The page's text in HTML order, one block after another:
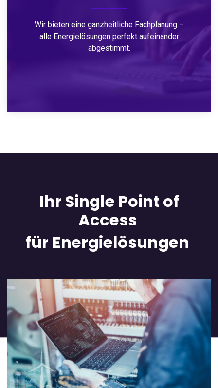
Wir bieten eine ganzheitliche Fachplanung –
alle Energielösungen perfekt aufeinander
abgestimmt.
Ihr Single Point of
Access
für Energielösungen